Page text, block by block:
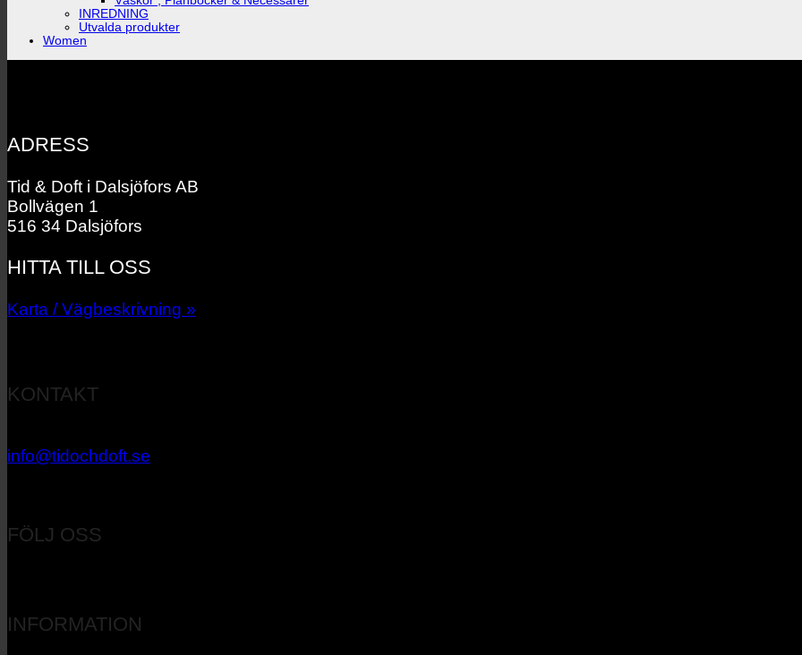
INREDNING
Utvalda produkter
Women
ADRESS
Tid & Doft i Dalsjöfors AB
Bollvägen 1
516 34 Dalsjöfors
HITTA TILL OSS
Karta / Vägbeskrivning »
KONTAKT
info@tidochdoft.se
FÖLJ OSS
INFORMATION